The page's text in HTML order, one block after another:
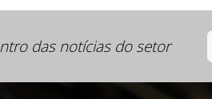
das notícias do setor